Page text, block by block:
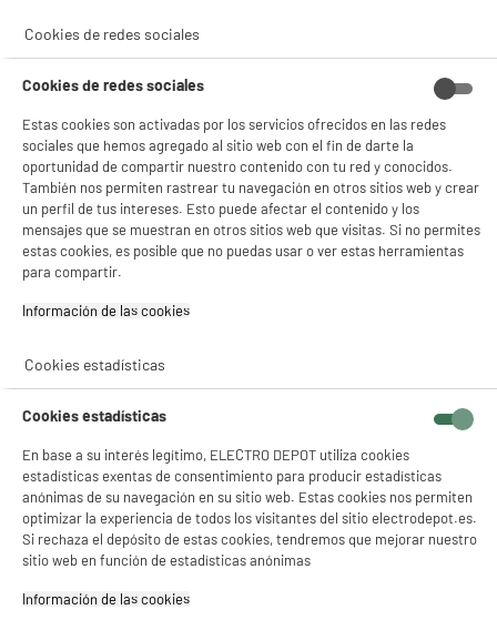
★★★★★
★★★★★
3.6/5(29)
compare_product
29€
ELECTROCHOLLOS
4.7/5(199)
compare_product
Afeitadora de Cabeza REMINGTON 5 Cabezales
Autonomía (min) : 50 m
Voluminizador One-Step RVDR5222E
Cookies de redes sociales
Cookies de redes sociales
Estas cookies son activadas por los servicios ofrecidos en las redes
sociales que hemos agregado al sitio web con el fin de darte la
oportunidad de compartir nuestro contenido con tu red y conocidos.
También nos permiten rastrear tu navegación en otros sitios web y crear
un perfil de tus intereses. Esto puede afectar el contenido y los
mensajes que se muestran en otros sitios web que visitas. Si no permites
estas cookies, es posible que no puedas usar o ver estas herramientas
para compartir.
Información de las cookies‎
Cookies estadísticas
Cookies estadísticas
En base a su interés legítimo, ELECTRO DEPOT utiliza cookies
estadísticas exentas de consentimiento para producir estadísticas
anónimas de su navegación en su sitio web. Estas cookies nos permiten
optimizar la experiencia de todos los visitantes del sitio electrodepot.es.
Si rechaza el depósito de estas cookies, tendremos que mejorar nuestro
sitio web en función de estadísticas anónimas
Información de las cookies‎